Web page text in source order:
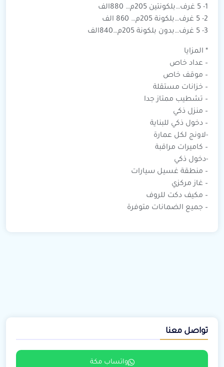
1- 5 غرف…بلكونتين 205م… 880الف
2- 5 غرف…بلكونة 205م… 860 الف
3- 5 غرف…بدون بلكونة 205م…840الف
* المزايا
– عداد خاص
– موقف خاص
– خزانات مستقلة
– تشطيب ممتاز جدا
– منزل ذكي
– دخول ذكي للبناية
-لاونج لكل عمارة
– كاميرات مراقبة
-دخول ذكي
– منطقة غسيل سيارات
– غاز مركزي
– مكيف دكت للروف
– جميع الضمانات متوفرة
تواصل معنا
واتساب مكة